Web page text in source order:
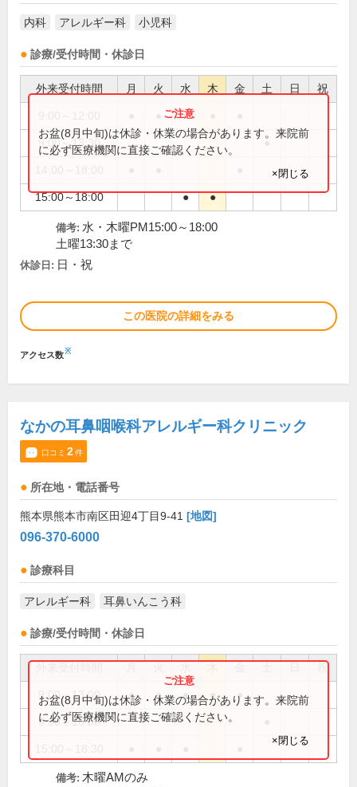
内科 アレルギー科 小児科
診療/受付時間・休診日
外来受付時間 月 火 水 木 金 土 日 祝
●
9:00～13:30 ●
15:00～18:00 ● ●
お盆(8月中旬)は休診・休業の場合があります。来院前
に必ず医療機関に直接ご確認ください。
×閉じる
備考: 水・木曜PM15:00～18:00
土曜13:30まで
休診日: 日・祝
この医院の詳細をみる
アクセス数※
なかの耳鼻咽喉科アレルギー科クリニック
口コミ 2件
所在地・電話番号
熊本県熊本市南区田迎4丁目9-41 [地図]
096-370-6000
診療科目
アレルギー科 耳鼻いんこう科
診療/受付時間・休診日
祝
9:00～13:00 ● ● ● ● ●
9:00～16:00
お盆(8月中旬)は休診・休業の場合があります。来院前
に必ず医療機関に直接ご確認ください。
×閉じる
備考: 木曜AMのみ